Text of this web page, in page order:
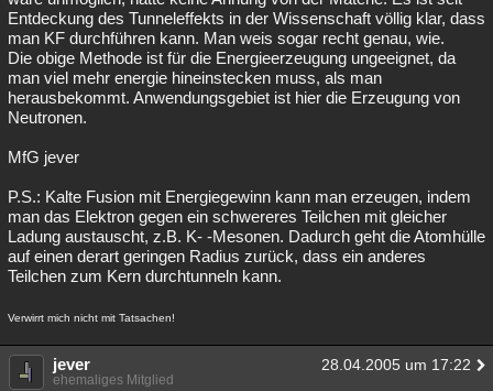
Entdeckung des Tunneleffekts in der Wissenschaft völlig klar, dass
man KF durchführen kann. Man weis sogar recht genau, wie.
Die obige Methode ist für die Energieerzeugung ungeeignet, da
man viel mehr energie hineinstecken muss, als man
herausbekommt. Anwendungsgebiet ist hier die Erzeugung von
Neutronen.
MfG jever
P.S.: Kalte Fusion mit Energiegewinn kann man erzeugen, indem
man das Elektron gegen ein schwereres Teilchen mit gleicher
Ladung austauscht, z.B. K- -Mesonen. Dadurch geht die Atomhülle
auf einen derart geringen Radius zurück, dass ein anderes
Teilchen zum Kern durchtunneln kann.
Verwirrt mich nicht mit Tatsachen!
jever 28.04.2005 um 17:22
ehemaliges Mitglied